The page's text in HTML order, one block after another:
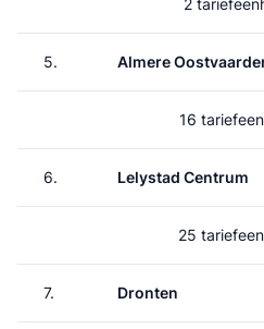
2
5. Almere
16
6. Lelystad Centrum
25
7. Dronten